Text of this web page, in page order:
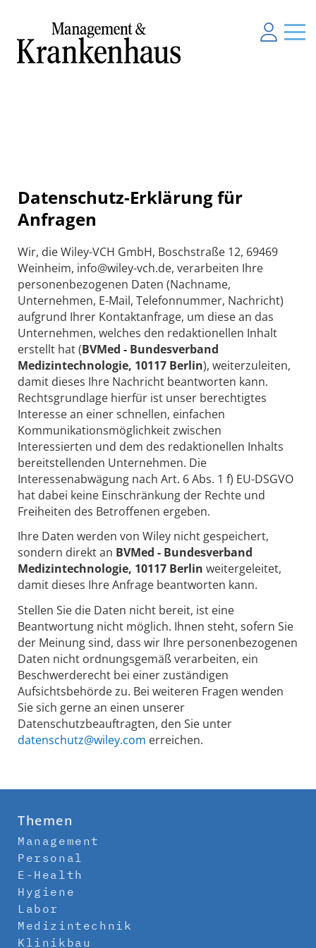
Datenschutz-Erklärung für
Anfragen
Wir, die Wiley-VCH GmbH, Boschstraße 12, 69469
Weinheim, info@wiley-vch.de, verarbeiten Ihre
personenbezogenen Daten (Nachname,
Unternehmen, E-Mail, Telefonnummer, Nachricht)
aufgrund Ihrer Kontaktanfrage, um diese an das
Unternehmen, welches den redaktionellen Inhalt
erstellt hat (BVMed - Bundesverband
Medizintechnologie, 10117 Berlin), weiterzuleiten,
damit dieses Ihre Nachricht beantworten kann.
Rechtsgrundlage hierfür ist unser berechtigtes
Interesse an einer schnellen, einfachen
Kommunikationsmöglichkeit zwischen
Interessierten und dem des redaktionellen Inhalts
bereitstellenden Unternehmen. Die
Interessenabwägung nach Art. 6 Abs. 1 f) EU-DSGVO
hat dabei keine Einschränkung der Rechte und
Freiheiten des Betroffenen ergeben.
Ihre Daten werden von Wiley nicht gespeichert,
sondern direkt an BVMed - Bundesverband
Medizintechnologie, 10117 Berlin weitergeleitet,
damit dieses Ihre Anfrage beantworten kann.
Stellen Sie die Daten nicht bereit, ist eine
Beantwortung nicht möglich. Ihnen steht, sofern Sie
der Meinung sind, dass wir Ihre personenbezogenen
Daten nicht ordnungsgemäß verarbeiten, ein
Beschwerderecht bei einer zuständigen
Aufsichtsbehörde zu. Bei weiteren Fragen wenden
Sie sich gerne an einen unserer
Datenschutzbeauftragten, den Sie unter
datenschutz@wiley.com erreichen.
Themen
Management
Personal
E-Health
Hygiene
Labor
Medizintechnik
Klinikbau